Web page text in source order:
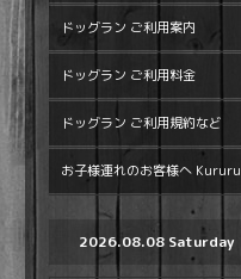
ドッグラン ご利用案内
ドッグラン ご利用料金
ドッグラン ご利用規約など
お子様連れのお客様へ Kururu
2026.08.08 Saturday